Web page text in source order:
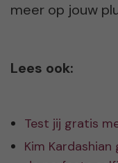
meer op jouw
Lees ook:
Test jij gratis
Kim